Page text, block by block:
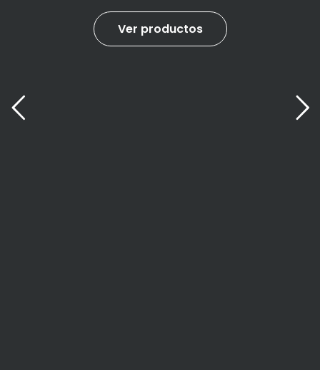
Ver productos